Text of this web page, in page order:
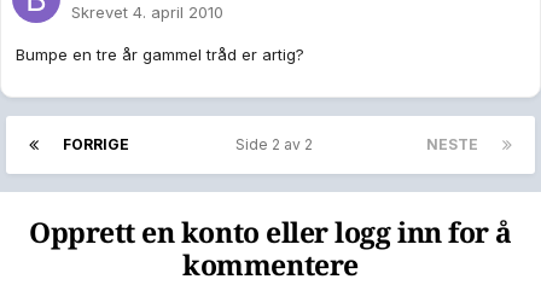
Skrevet 4. april 2010
Bumpe en tre år gammel tråd er artig?
FORRIGE NESTE
Side 2 av 2
Opprett en konto eller logg inn for å
kommentere